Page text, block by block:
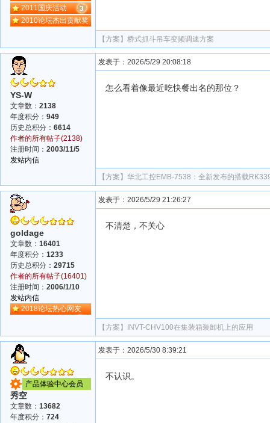
2011国庆活动
2010论坛杰出贡献奖
【方案】 桥式抓斗吊车变频调速方案
YS-W
文章数： 2138
年度积分： 949
历史总积分： 6614
作者的所有帖子(2138)
注册时间： 2003/11/5
发站内信
发表于：2026/5/29 20:08:18
怎么看着像最近吃快餐出名的那位？
【方案】 华北工控EMB-7538：全新发布的搭载
goldage
文章数： 16401
年度积分： 1233
历史总积分： 29715
作者的所有帖子(16401)
注册时间： 2006/1/10
发站内信
2018论坛热心网友
发表于：2026/5/29 21:26:27
不清楚，不关心
【方案】 INVT-CHV100在集装箱装卸机上的应用
产品体验中心会员
秀空
文章数： 13682
年度积分： 724
发表于：2026/5/30 8:39:21
不认识。